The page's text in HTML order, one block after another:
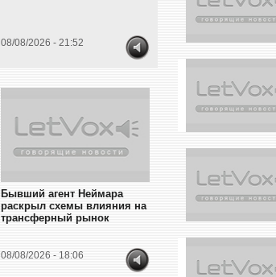
08/08/2026 - 21:52
Бывший агент Неймара
раскрыл схемы влияния на
трансферный рынок
08/08/2026 - 18:06